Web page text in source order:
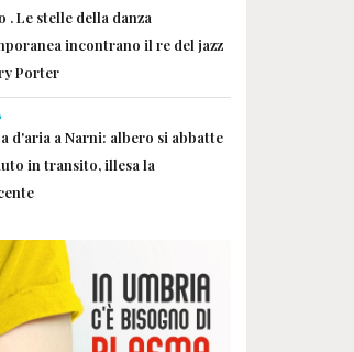
. Le stelle della danza
incontrano il re del jazz
Porter
d'aria a Narni: albero si abbatte
in transito, illesa la